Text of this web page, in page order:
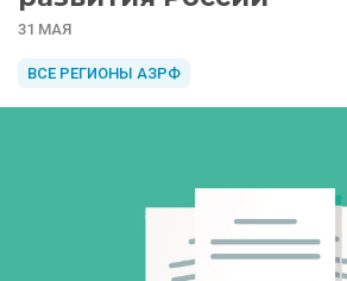
31 МАЯ
ВСЕ РЕГИОНЫ АЗРФ